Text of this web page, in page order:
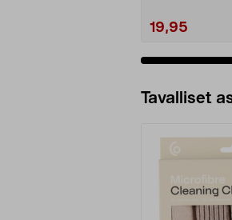
19,95
Tavalliset